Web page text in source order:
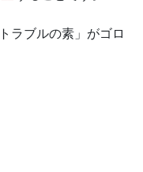
ラブルの素」がゴロ